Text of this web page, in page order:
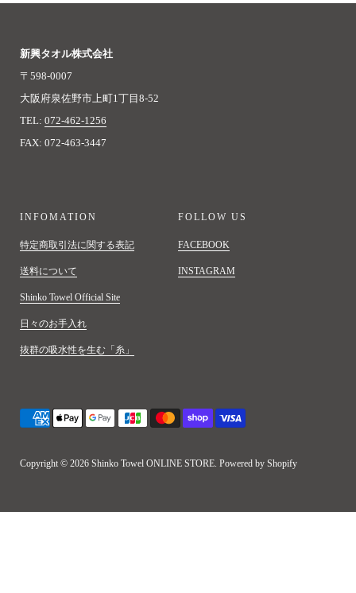
新興タオル株式会社
〒598-0007
大阪府泉佐野市上町1丁目8-52
TEL: 072-462-1256
FAX: 072-463-3447
INFOMATION
特定商取引法に関する表記
送料について
Shinko Towel Official Site
日々のお手入れ
抜群の吸水性を生む「糸」
FOLLOW US
FACEBOOK
INSTAGRAM
Copyright © 2026 Shinko Towel ONLINE STORE. Powered by Shopify